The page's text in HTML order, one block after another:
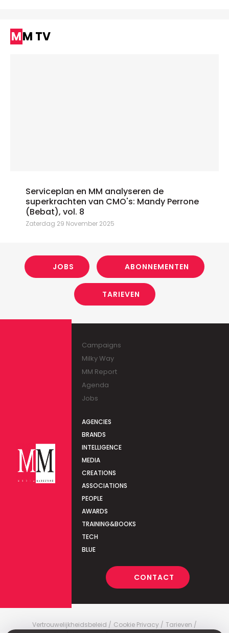
MM TV
Serviceplan en MM analyseren de
superkrachten van CMO's: Mandy Perrone
(Bebat), vol. 8
Zaterdag 29 November 2025
JOBS ABONNEMENTEN
TARIEVEN
Campaigns
Milky Way
MM Report
Agenda
Jobs
AGENCIES
BRANDS
INTELLIGENCE
MEDIA
CREATIONS
ASSOCIATIONS
PEOPLE
AWARDS
TRAINING&BOOKS
TECH
BLUE
CONTACT
Vertrouwelijkheidsbeleid Cookie Privacy
Tarieven